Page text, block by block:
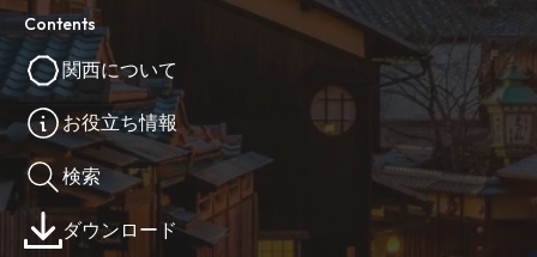
Contents
関西について
お役立ち情報
検索
ダウンロード